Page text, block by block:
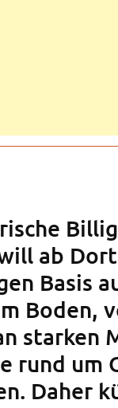
ab
Basis
Boden,
starken
rund um
Daher